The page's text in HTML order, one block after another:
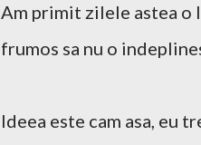
Am primit zilele astea o
frumos sa nu o
Ideea este cam asa, eu